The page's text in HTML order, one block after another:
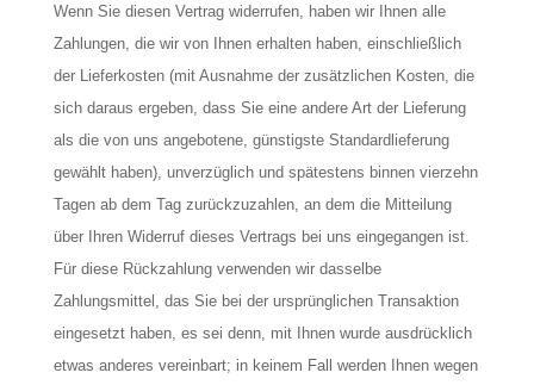
Wenn Sie diesen Vertrag widerrufen, haben wir Ihnen alle
Zahlungen, die wir von Ihnen erhalten haben, einschließlich
der Lieferkosten (mit Ausnahme der zusätzlichen Kosten, die
sich daraus ergeben, dass Sie eine andere Art der Lieferung
als die von uns angebotene, günstigste Standardlieferung
gewählt haben), unverzüglich und spätestens binnen vierzehn
Tagen ab dem Tag zurückzuzahlen, an dem die Mitteilung
über Ihren Widerruf dieses Vertrags bei uns eingegangen ist.
Für diese Rückzahlung verwenden wir dasselbe
Zahlungsmittel, das Sie bei der ursprünglichen Transaktion
eingesetzt haben, es sei denn, mit Ihnen wurde ausdrücklich
etwas anderes vereinbart; in keinem Fall werden Ihnen wegen